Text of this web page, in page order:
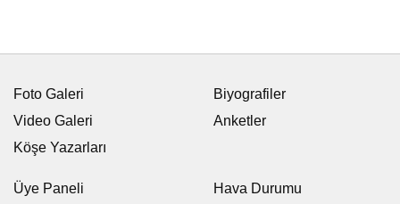
Foto Galeri
Video Galeri
Köşe Yazarları
Biyografiler
Anketler
Üye Paneli
Hava Durumu